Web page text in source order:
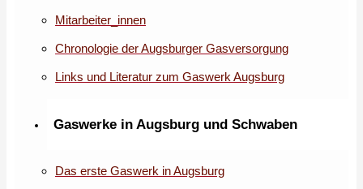
Mitarbeiter_innen
Chronologie der Augsburger Gasversorgung
Links und Literatur zum Gaswerk Augsburg
Gaswerke in Augsburg und Schwaben
Das erste Gaswerk in Augsburg